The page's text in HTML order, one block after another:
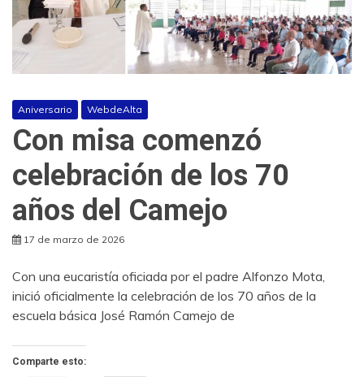
Aniversario WebdeAlta
Con misa comenzó
celebración de los 70
años del Camejo
17 de marzo de 2026
Con una eucaristía oficiada por el padre Alfonzo Mota,
inició oficialmente la celebración de los 70 años de la
escuela básica José Ramón Camejo de
Comparte esto: